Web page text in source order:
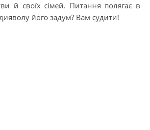
й своїх сімей. Питання полягає в
його задум? Вам судити!